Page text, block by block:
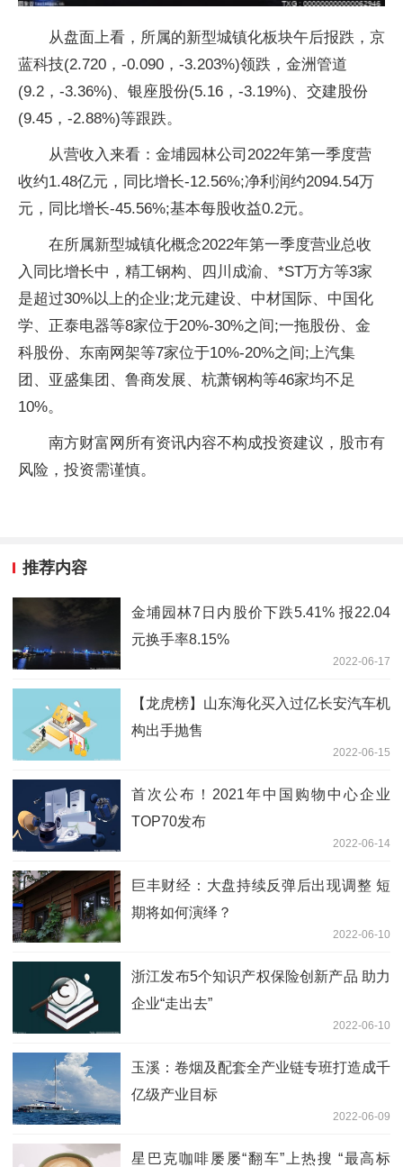
从盘面上看，所属的新型城镇化板块午后报跌，京
蓝科技(2.720，-0.090，-3.203%)领跌，金洲管道
(9.2，-3.36%)、银座股份(5.16，-3.19%)、交建股份
(9.45，-2.88%)等跟跌。
从营收入来看：金埔园林公司2022年第一季度营
收约1.48亿元，同比增长-12.56%;净利润约2094.54万
元，同比增长-45.56%;基本每股收益0.2元。
在所属新型城镇化概念2022年第一季度营业总收
入同比增长中，精工钢构、四川成渝、*ST万方等3家
是超过30%以上的企业;龙元建设、中材国际、中国化
学、正泰电器等8家位于20%-30%之间;一拖股份、金
科股份、东南网架等7家位于10%-20%之间;上汽集
团、亚盛集团、鲁商发展、杭萧钢构等46家均不足
10%。
南方财富网所有资讯内容不构成投资建议，股市有
风险，投资需谨慎。
推荐内容
金埔园林7日内股价下跌5.41% 报22.04
元换手率8.15%
2022-06-17
【龙虎榜】山东海化买入过亿长安汽车机
构出手抛售
2022-06-15
首次公布！2021年中国购物中心企业
TOP70发布
2022-06-14
巨丰财经：大盘持续反弹后出现调整 短
期将如何演绎？
2022-06-10
浙江发布5个知识产权保险创新产品 助力
企业“走出去”
2022-06-10
玉溪：卷烟及配套全产业链专班打造成千
亿级产业目标
2022-06-09
星巴克咖啡屡屡“翻车”上热搜 “最高标